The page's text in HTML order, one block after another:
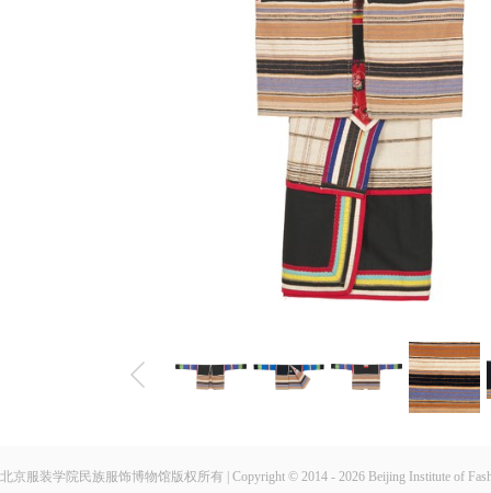
北京服装学院民族服饰博物馆版权所有 | Copyright © 2014 - 2026 Beijing Institute of